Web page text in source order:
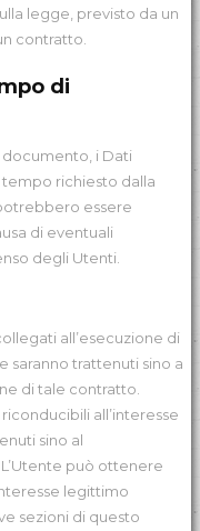
legge, previsto da un
contratto.
di
i Dati
richiesto dalla
essere
di eventuali
degli Utenti.
all’esecuzione di
saranno trattenuti sino a
di tale contratto.
all’interesse
sino al
può ottenere
legittimo
sezioni di questo